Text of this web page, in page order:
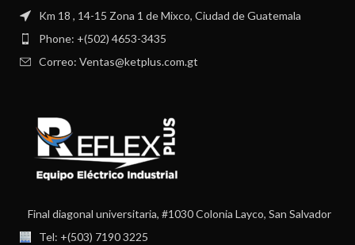
Km 18 , 14-15 Zona 1 de Mixco, Ciudad de Guatemala
Phone: +(502) 4653-3435
Correo: Ventas@ketplus.com.gt
Final diagonal universitaria, #1030 Colonia Layco, San Salvador
Tel: +(503) 7190 3225